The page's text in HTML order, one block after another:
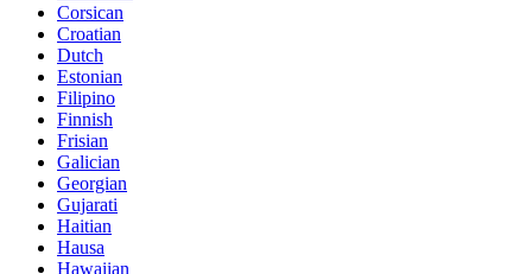
Corsican
Croatian
Dutch
Estonian
Filipino
Finnish
Frisian
Galician
Georgian
Gujarati
Haitian
Hausa
Hawaiian